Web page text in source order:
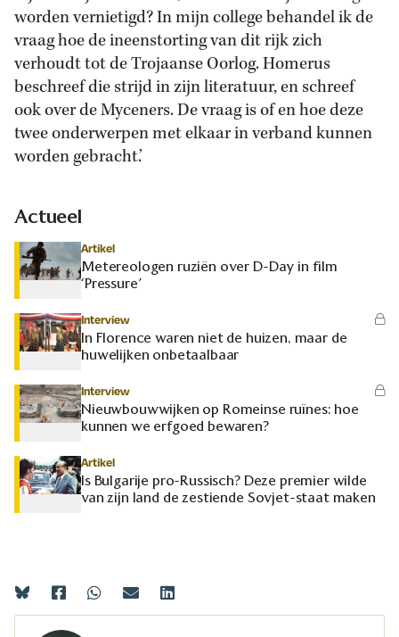
worden vernietigd? In mijn college behandel ik de
vraag hoe de ineenstorting van dit rijk zich
verhoudt tot de Trojaanse Oorlog. Homerus
beschreef die strijd in zijn literatuur, en schreef
ook over de Myceners. De vraag is of en hoe deze
twee onderwerpen met elkaar in verband kunnen
worden gebracht.’
Actueel
Artikel
Metereologen ruziën over D-Day in film
‘Pressure’
Interview
In Florence waren niet de huizen, maar de
huwelijken onbetaalbaar
Interview
Nieuwbouwwijken op Romeinse ruïnes: hoe
kunnen we erfgoed bewaren?
Artikel
Is Bulgarije pro-Russisch? Deze premier wilde
van zijn land de zestiende Sovjet-staat maken